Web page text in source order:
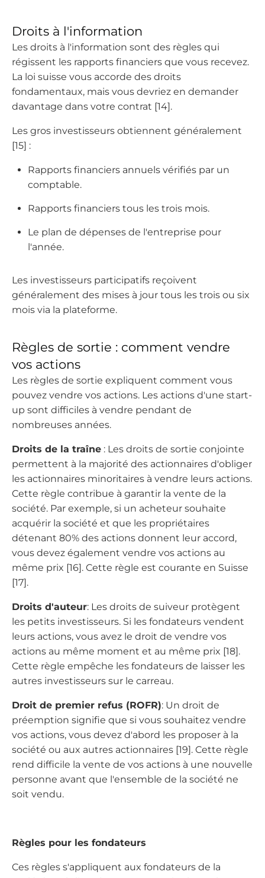
Droits à l'information
Les droits à l'information sont des règles qui
régissent les rapports financiers que vous recevez.
La loi suisse vous accorde des droits
fondamentaux, mais vous devriez en demander
davantage dans votre contrat [14].
Les gros investisseurs obtiennent généralement
[15] :
Rapports financiers annuels vérifiés par un
comptable.
Rapports financiers tous les trois mois.
Le plan de dépenses de l'entreprise pour
l'année.
Les investisseurs participatifs reçoivent
généralement des mises à jour tous les trois ou six
mois via la plateforme.
Règles de sortie : comment vendre
vos actions
Les règles de sortie expliquent comment vous
pouvez vendre vos actions. Les actions d'une start-
up sont difficiles à vendre pendant de
nombreuses années.
Droits de la traîne : Les droits de sortie conjointe
permettent à la majorité des actionnaires d'obliger
les actionnaires minoritaires à vendre leurs actions.
Cette règle contribue à garantir la vente de la
société. Par exemple, si un acheteur souhaite
acquérir la société et que les propriétaires
détenant 80% des actions donnent leur accord,
vous devez également vendre vos actions au
même prix [16]. Cette règle est courante en Suisse
[17].
Droits d'auteur: Les droits de suiveur protègent
les petits investisseurs. Si les fondateurs vendent
leurs actions, vous avez le droit de vendre vos
actions au même moment et au même prix [18].
Cette règle empêche les fondateurs de laisser les
autres investisseurs sur le carreau.
Droit de premier refus (ROFR): Un droit de
préemption signifie que si vous souhaitez vendre
vos actions, vous devez d'abord les proposer à la
société ou aux autres actionnaires [19]. Cette règle
rend difficile la vente de vos actions à une nouvelle
personne avant que l'ensemble de la société ne
soit vendu.
Règles pour les fondateurs
Ces règles s'appliquent aux fondateurs de la